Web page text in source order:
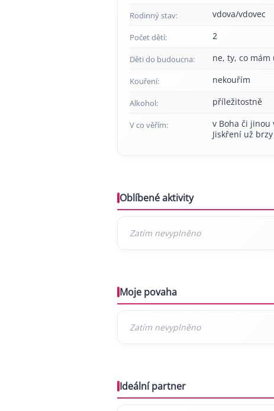
Rodinný stav: vdova/vdovec
Počet dětí: 2
Děti do budoucna: ne, ty, co mám
Kouření: nekouřím
Alkohol: příležitostně
V co věřím:
v Boha či jinou
Jiskření už
Oblíbené aktivity
Moje povaha
Ideální partner